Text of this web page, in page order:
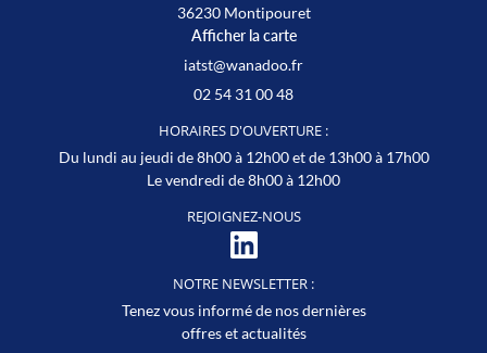
36230 Montipouret
Afficher la carte
02 54 31 00 48
HORAIRES D'OUVERTURE :
Du lundi au jeudi de 8h00 à 12h00 et de 13h00 à 17h00
Le vendredi de 8h00 à 12h00
REJOIGNEZ-NOUS
NOTRE NEWSLETTER :
Tenez vous informé de nos dernières
offres et actualités